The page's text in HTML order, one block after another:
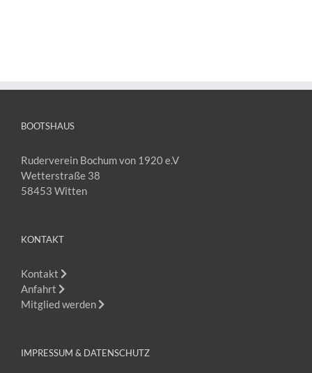
BOOTSHAUS
Ruderverein Bochum von 1920 e.V
Wetterstraße 38
58453 Witten
KONTAKT
Kontakt
Anfahrt
Mitglied werden
IMPRESSUM & DATENSCHUTZ